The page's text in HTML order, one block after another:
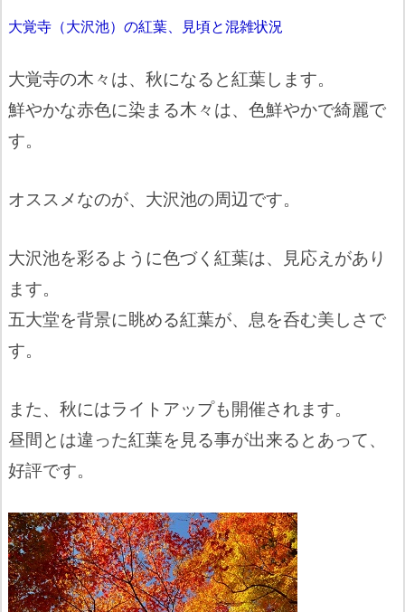
大覚寺（大沢池）の紅葉、見頃と混雑状況
大覚寺の木々は、秋になると紅葉します。
鮮やかな赤色に染まる木々は、色鮮やかで綺麗で
す。
オススメなのが、大沢池の周辺です。
大沢池を彩るように色づく紅葉は、見応えがあり
ます。
五大堂を背景に眺める紅葉が、息を呑む美しさで
す。
また、秋にはライトアップも開催されます。
昼間とは違った紅葉を見る事が出来るとあって、
好評です。